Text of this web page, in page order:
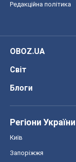
Редакційна політика
OBOZ.UA
Світ
Блоги
Регіони України
Київ
Запоріжжя